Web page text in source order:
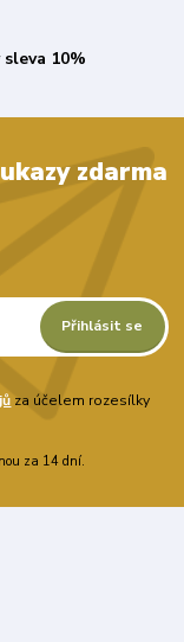
10%
zdarma
Přihlásit se
za účelem rozesílky
za 14 dní.